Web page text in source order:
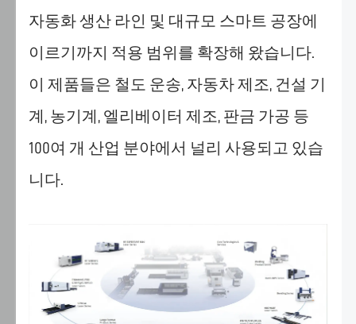
자동화 생산 라인 및 대규모 스마트 공장에
이르기까지 적용 범위를 확장해 왔습니다.
이 제품들은 철도 운송, 자동차 제조, 건설 기
계, 농기계, 엘리베이터 제조, 판금 가공 등
100여 개 산업 분야에서 널리 사용되고 있습
니다.
고
를
표
시
기
위
쿠
합